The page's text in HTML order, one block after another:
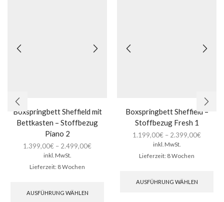
Boxspringbett Sheffield mit
Bettkasten – Stoffbezug
Piano 2
1.399,00€ – 2.499,00€
inkl. MwSt.
Lieferzeit: 8 Wochen
AUSFÜHRUNG WÄHLEN
Boxspringbett Sheffield –
Stoffbezug Fresh 1
1.199,00€ – 2.399,00€
inkl. MwSt.
Lieferzeit: 8 Wochen
AUSFÜHRUNG WÄHLEN